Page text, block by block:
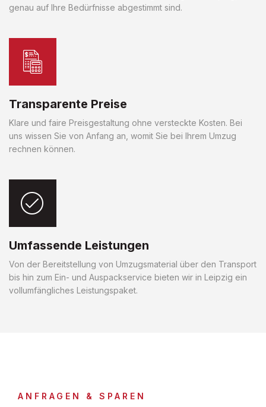
genau auf Ihre Bedürfnisse abgestimmt sind.
Transparente Preise
Klare und faire Preisgestaltung ohne versteckte Kosten. Bei
uns wissen Sie von Anfang an, womit Sie bei Ihrem Umzug
rechnen können.
Umfassende Leistungen
Von der Bereitstellung von Umzugsmaterial über den Transport
bis hin zum Ein- und Auspackservice bieten wir in Leipzig ein
vollumfängliches Leistungspaket.
ANFRAGEN & SPAREN